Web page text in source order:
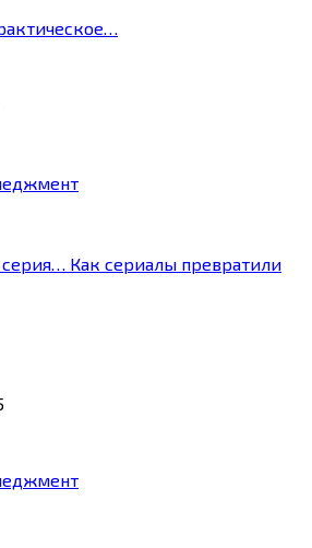
Как сериалы превратили